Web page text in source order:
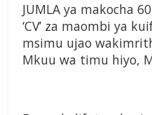
JUMLA ya makocha
‘CV’ za maombi ya
msimu ujao
Mkuu wa timu hiyo,